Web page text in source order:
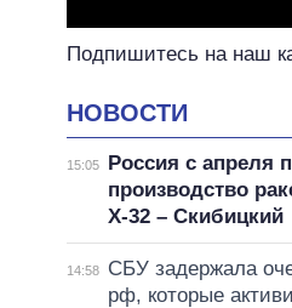
Подпишитесь на наш
НОВОСТИ
15:05
Россия с апреля
производство
Х-32 – Скибицкий
14:58
СБУ задержала
рф, которые